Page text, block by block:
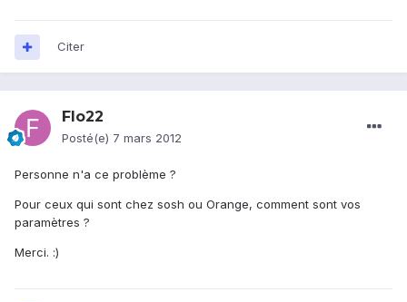
Citer
Flo22
Posté(e) 7 mars 2012
Personne n'a ce problème ?
Pour ceux qui sont chez sosh ou Orange, comment sont vos
paramètres ?
Merci. :)